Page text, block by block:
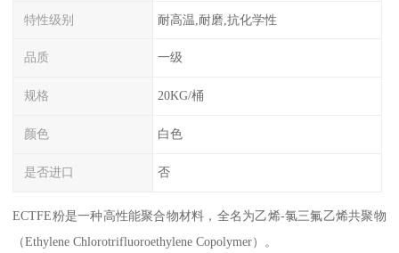
特性级别 耐高温,耐磨,抗化学性
品质 一级
规格 20KG/桶
颜色 白色
是否进口 否
ECTFE粉是一种高性能聚合物材料，全名为乙烯-氯三氟乙烯共聚物
（Ethylene Chlorotrifluoroethylene Copolymer）。